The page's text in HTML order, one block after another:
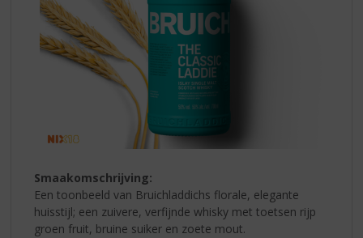
Smaakomschrijving:
Een toonbeeld van Bruichladdichs florale, elegante
huisstijl; een zuivere, verfijnde whisky met toetsen rijp
groen fruit, bruine suiker en zoete mout.